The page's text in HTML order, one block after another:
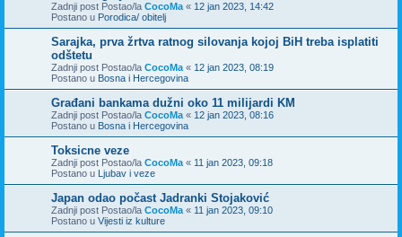
Zadnji post Postao/la CocoMa « 12 jan 2023, 14:42
Postano u Porodica/ obitelj
Sarajka, prva žrtva ratnog silovanja kojoj BiH treba isplatiti
odštetu
Zadnji post Postao/la CocoMa « 12 jan 2023, 08:19
Postano u Bosna i Hercegovina
Građani bankama dužni oko 11 milijardi KM
Zadnji post Postao/la CocoMa « 12 jan 2023, 08:16
Postano u Bosna i Hercegovina
Toksicne veze
Zadnji post Postao/la CocoMa « 11 jan 2023, 09:18
Postano u Ljubav i veze
Japan odao počast Jadranki Stojaković
Zadnji post Postao/la CocoMa « 11 jan 2023, 09:10
Postano u Vijesti iz kulture